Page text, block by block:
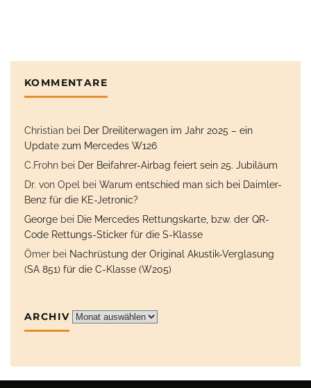
KOMMENTARE
Christian bei Der Dreiliterwagen im Jahr 2025 – ein
Update zum Mercedes W126
C.Frohn bei Der Beifahrer-Airbag feiert sein 25. Jubiläum
Dr. von Opel bei Warum entschied man sich bei Daimler-
Benz für die KE-Jetronic?
George bei Die Mercedes Rettungskarte, bzw. der QR-
Code Rettungs-Sticker für die S-Klasse
Ömer bei Nachrüstung der Original Akustik-Verglasung
(SA 851) für die C-Klasse (W205)
ARCHIV Archiv